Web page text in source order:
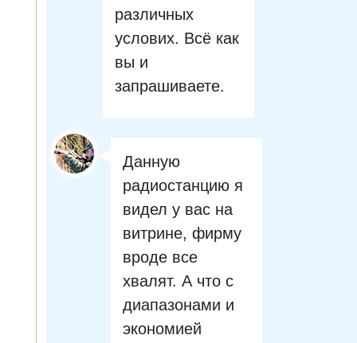
различных
услових. Всё как
вы и
запрашиваете.
Данную
радиостанцию я
видел у вас на
витрине, фирму
вроде все
хвалят. А что с
диапазонами и
экономией